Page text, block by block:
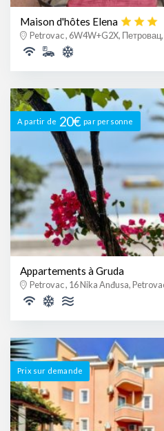
Maison d'hôtes Elena
Petrovac , 6W4W+G2X,
A partir de 20€ par personne
Appartements à Gruda
Petrovac , 16 Nika Anđusa,
Prix ​​sur demande